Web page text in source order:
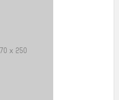
170 x 250